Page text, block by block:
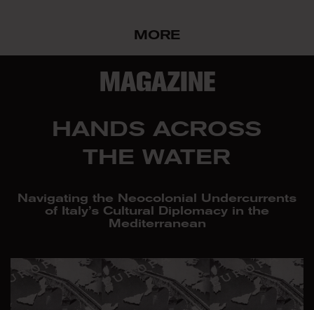
MORE
MAGAZINE
HANDS ACROSS
THE WATER
Navigating the Neocolonial Undercurrents
of Italy’s Cultural Diplomacy in the
Mediterranean